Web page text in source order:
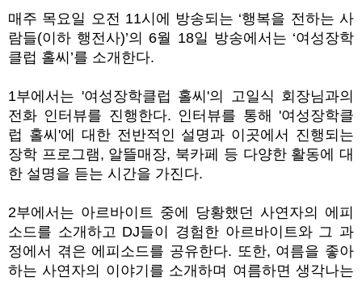
매주 목요일 오전 11시에 방송되는 ‘행복을 전하는 사
람들(이하 행전사)’의 6월 18일 방송에서는 ‘여성장학
클럽 홀씨 ’를 소개한다.
1부에서는 '여성장학클럽 홀씨'의 고일식 회장님과의
전화 인터뷰를 진행한다. 인터뷰를 통해 '여성장학클
럽 홀씨'에 대한 전반적인 설명과 이곳에서 진행되는
장학 프로그램, 알뜰매장, 북카페 등 다양한 활동에 대
한 설명을 듣는 시간을 가진다.
2부에서는 아르바이트 중에 당황했던 사연자의 에피
소드를 소개하고 DJ들이 경험한 아르바이트와 그 과
정에서 겪은 에피소드를 공유한다. 또한, 여름을 좋아
하는 사연자의 이야기를 소개하며 여름하면 생각나는